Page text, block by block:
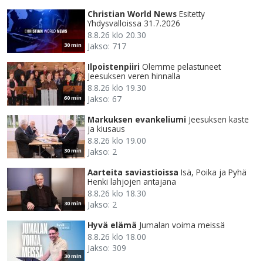
30 min
Christian World News Esitetty
Yhdysvalloissa 31.7.2026
8.8.26 klo 20.30
Jakso: 717
60 min
Ilpoistenpiiri Olemme pelastuneet
Jeesuksen veren hinnalla
8.8.26 klo 19.30
Jakso: 67
30 min
Markuksen evankeliumi Jeesuksen kaste
ja kiusaus
8.8.26 klo 19.00
Jakso: 2
30 min
Aarteita saviastioissa Isä, Poika ja Pyhä
Henki lahjojen antajana
8.8.26 klo 18.30
Jakso: 2
30 min
Hyvä elämä Jumalan voima meissä
8.8.26 klo 18.00
Jakso: 309